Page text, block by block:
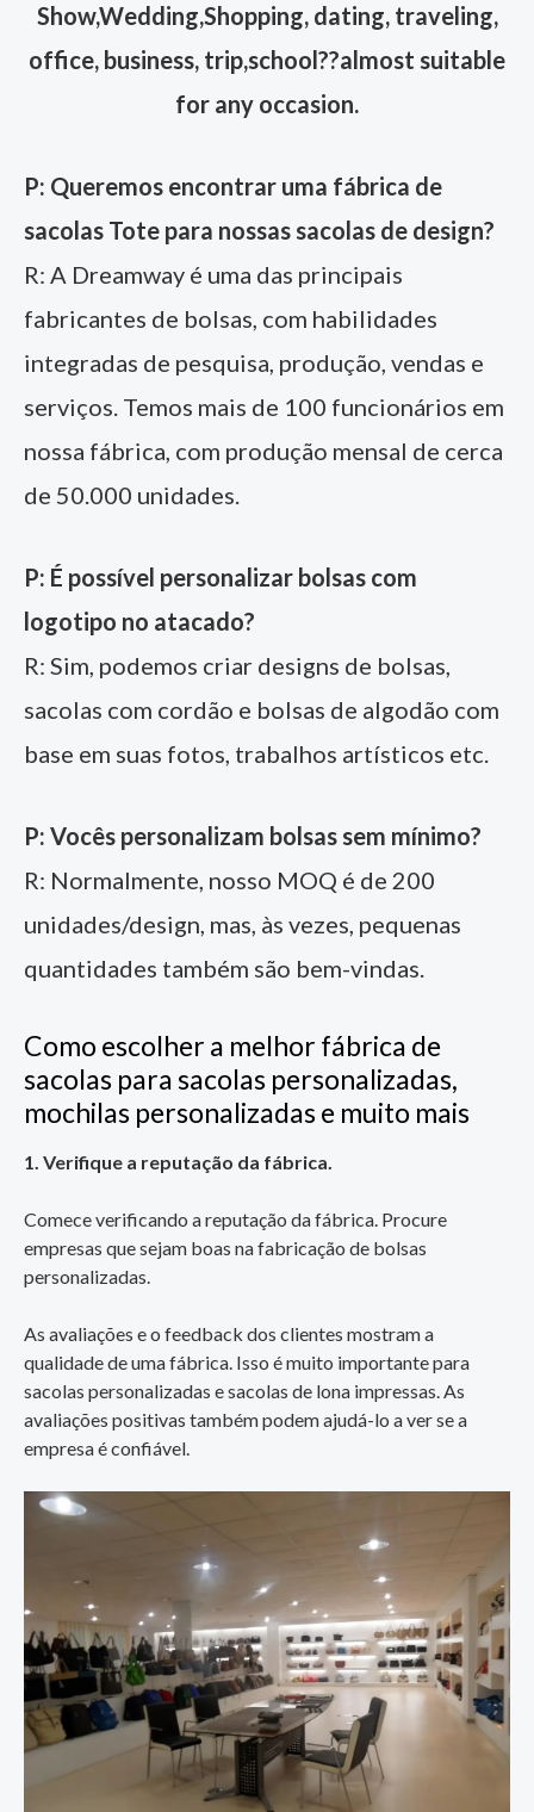
Show,Wedding,Shopping, dating, traveling,
office, business, trip,school??almost suitable
for any occasion.
P: Queremos encontrar uma fábrica de
sacolas Tote para nossas sacolas de design?
R: A Dreamway é uma das principais
fabricantes de bolsas, com habilidades
integradas de pesquisa, produção, vendas e
serviços. Temos mais de 100 funcionários em
nossa fábrica, com produção mensal de cerca
de 50.000 unidades.
P: É possível personalizar bolsas com
logotipo no atacado?
R: Sim, podemos criar designs de bolsas,
sacolas com cordão e bolsas de algodão com
base em suas fotos, trabalhos artísticos etc.
P: Vocês personalizam bolsas sem mínimo?
R: Normalmente, nosso MOQ é de 200
unidades/design, mas, às vezes, pequenas
quantidades também são bem-vindas.
Como escolher a melhor fábrica de
sacolas para sacolas personalizadas,
mochilas personalizadas e muito mais
1. Verifique a reputação da fábrica.
Comece verificando a reputação da fábrica. Procure
empresas que sejam boas na fabricação de bolsas
personalizadas.
As avaliações e o feedback dos clientes mostram a
qualidade de uma fábrica. Isso é muito importante para
sacolas personalizadas e sacolas de lona impressas. As
avaliações positivas também podem ajudá-lo a ver se a
empresa é confiável.